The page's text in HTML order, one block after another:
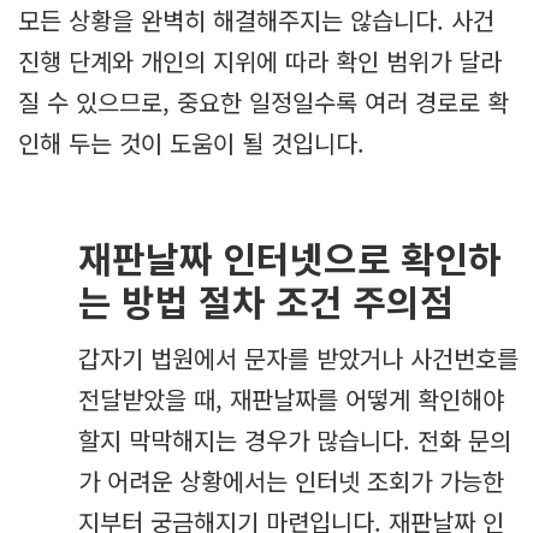
모든 상황을 완벽히 해결해주지는 않습니다. 사건
진행 단계와 개인의 지위에 따라 확인 범위가 달라
질 수 있으므로, 중요한 일정일수록 여러 경로로 확
인해 두는 것이 도움이 될 것입니다.
재판날짜 인터넷으로 확인하
는 방법 절차 조건 주의점
갑자기 법원에서 문자를 받았거나 사건번호를
전달받았을 때, 재판날짜를 어떻게 확인해야
할지 막막해지는 경우가 많습니다. 전화 문의
가 어려운 상황에서는 인터넷 조회가 가능한
지부터 궁금해지기 마련입니다. 재판날짜 인